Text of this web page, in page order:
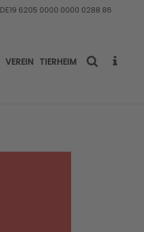
DE19 6205 0000 0000 0288 86
VEREIN TIERHEIM